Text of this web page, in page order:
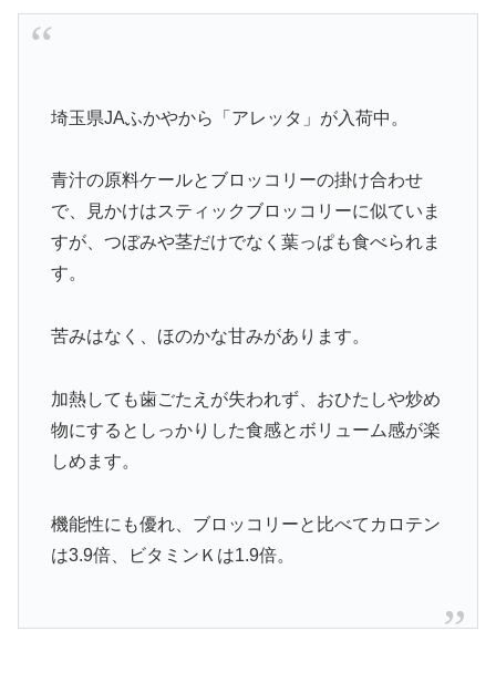
埼玉県JAふかやから「アレッタ」が入荷中。
青汁の原料ケールとブロッコリーの掛け合わせ
で、見かけはスティックブロッコリーに似ていま
すが、つぼみや茎だけでなく葉っぱも食べられま
す。
苦みはなく、ほのかな甘みがあります。
加熱しても歯ごたえが失われず、おひたしや炒め
物にするとしっかりした食感とボリューム感が楽
しめます。
機能性にも優れ、ブロッコリーと比べてカロテン
は3.9倍、ビタミンＫは1.9倍。